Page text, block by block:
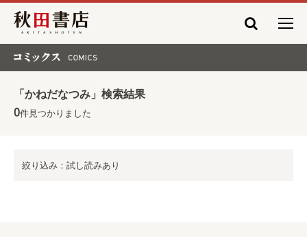
秋田書店
「かねだなつみ」検索結果
0件見つかりました
絞り込み：試し読みあり